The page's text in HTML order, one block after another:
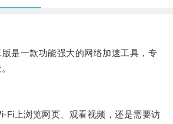
一款功能强大的网络加速工具，专
上浏览网页、观看视频，还是需要访